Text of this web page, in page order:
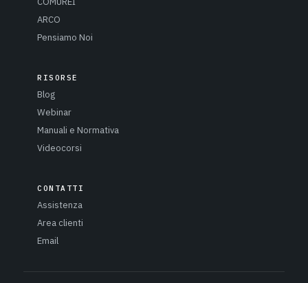
ARCO
Pensiamo Noi
RISORSE
Blog
Webinar
Manuali e Normativa
Videocorsi
CONTATTI
Assistenza
Area clienti
Email